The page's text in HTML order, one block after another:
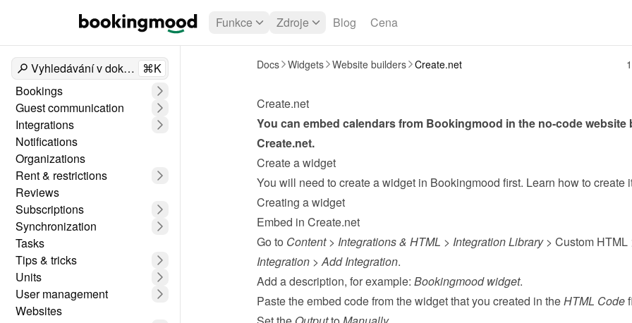
Funkce Zdroje Blog Cena
Vyhledávání v dokumentech
⌘K
Bookings
Guest communication
Integrations
Notifications
Organizations
Rent & restrictions
Reviews
Subscriptions
Synchronization
Tasks
Tips & tricks
Units
User management
Websites
Docs Widgets Website builders Create.net
Create.net
Create.net.
Create a widget
Creating a widget
Embed in Create.net
Go to Content > Integrations & HTML > Integration Library > Custom
Integration > Add Integration.
Add a description, for example: Bookingmood widget.
Paste the embed code from the widget that you created in the HTML Code